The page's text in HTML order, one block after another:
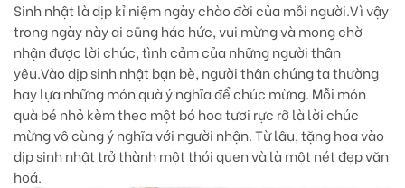
Sinh nhật là dịp kỉ niệm ngày chào đời của mỗi người.Vì vậy
trong ngày này ai cũng háo hức, vui mừng và mong chờ
nhận được lời chúc, tình cảm của những người thân
yêu.Vào dịp sinh nhật bạn bè, người thân chúng ta thường
hay lựa những món quà ý nghĩa để chúc mừng. Mỗi món
quà bé nhỏ kèm theo một bó hoa tươi rực rỡ là lời chúc
mừng vô cùng ý nghĩa với người nhận. Từ lâu, tặng hoa vào
dịp sinh nhật trở thành một thói quen và là một nét đẹp văn
hoá.